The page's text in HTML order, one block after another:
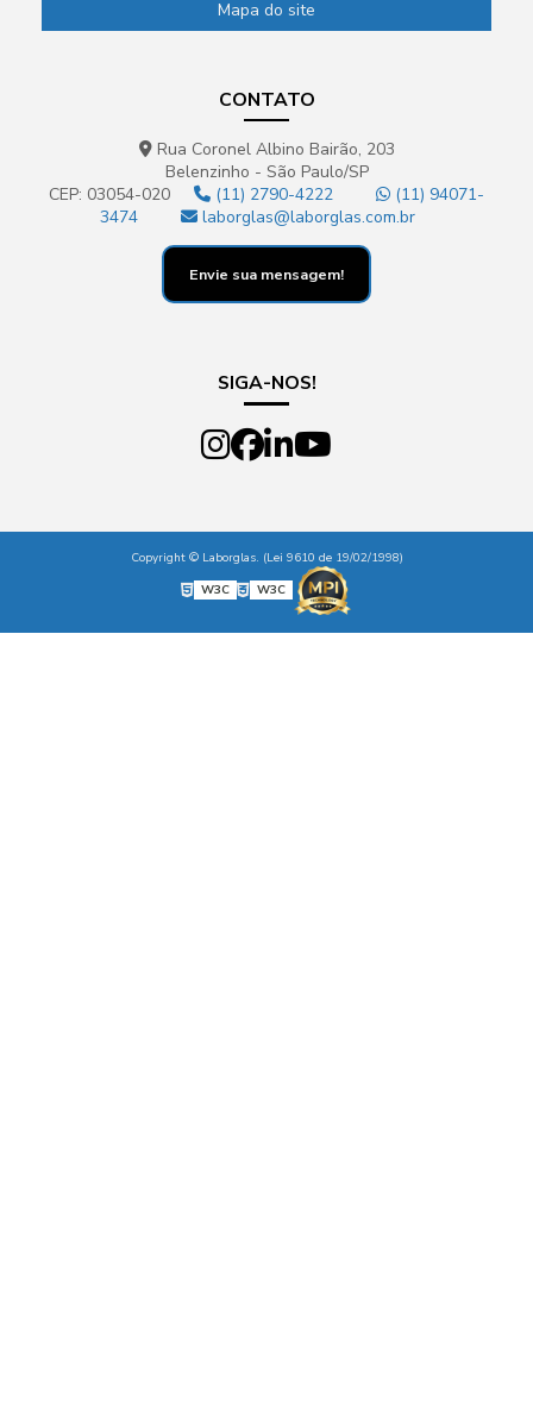
Mapa do site
CONTATO
Rua Coronel Albino Bairão, 203
Belenzinho - São Paulo/SP
CEP: 03054-020
(11) 2790-4222
(11) 94071-
3474
laborglas@laborglas.com.br
Envie sua mensagem!
SIGA-NOS!
Copyright © Laborglas. (Lei 9610 de 19/02/1998)
W3C
W3C